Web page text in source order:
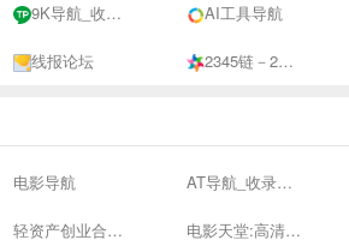
9K导航_收录网-网址收录-网址导航-收录网站-自助广告系统 AI工具导航
线报论坛 2345链－2345自助链，2345网址目录，2345网址导航
电影导航 AT导航_收录网_免费收录网站_自动收录网_秒收录
轻资产创业合集、私域引流服务、抖音有效粉丝 电影天堂:高清电影下载,高品质生活